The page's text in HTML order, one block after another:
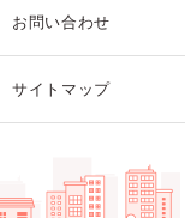
お問い合わせ
サイトマップ